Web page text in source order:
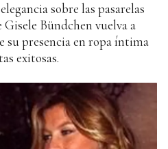
sobre las pasarelas
Bündchen vuelva a
su presencia en ropa íntima
exitosas.